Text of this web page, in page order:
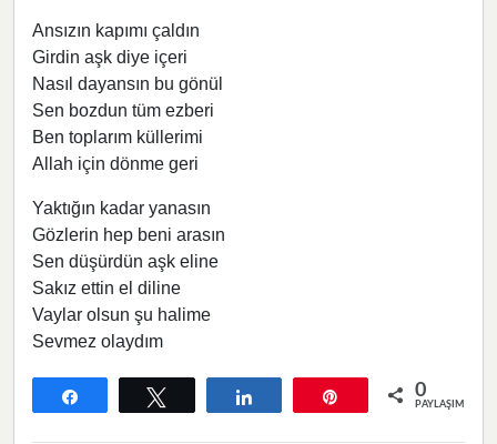
Ansızın kapımı çaldın
Girdin aşk diye içeri
Nasıl dayansın bu gönül
Sen bozdun tüm ezberi
Ben toplarım küllerimi
Allah için dönme geri
Yaktığın kadar yanasın
Gözlerin hep beni arasın
Sen düşürdün aşk eline
Sakız ettin el diline
Vaylar olsun şu halime
Sevmez olaydım
0
PAYLAŞIMLAR